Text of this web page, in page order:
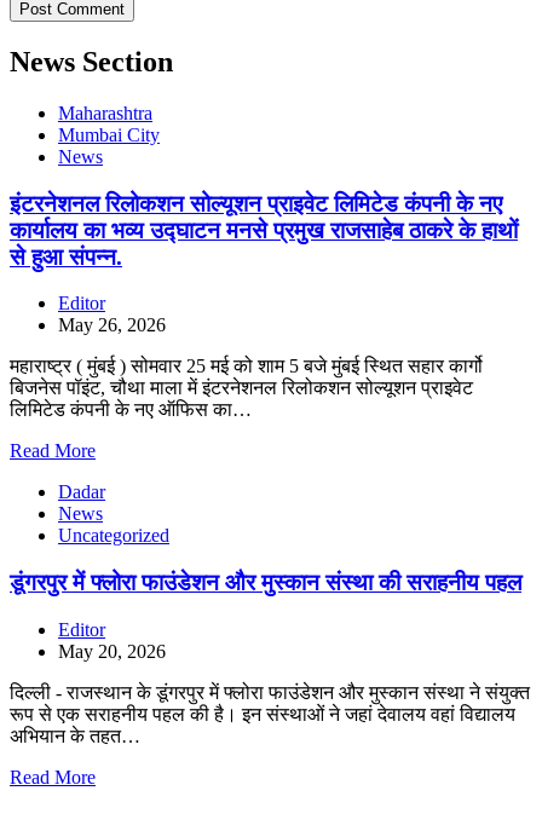
News Section
Maharashtra
Mumbai City
News
इंटरनेशनल रिलोकशन सोल्यूशन प्राइवेट लिमिटेड कंपनी के नए
कार्यालय का भव्य उद्घाटन मनसे प्रमुख राजसाहेब ठाकरे के हाथों
से हुआ संपन्न.
Editor
May 26, 2026
महाराष्ट्र ( मुंबई ) सोमवार 25 मई को शाम 5 बजे मुंबई स्थित सहार कार्गो
बिजनेस पॉइंट, चौथा माला में इंटरनेशनल रिलोकशन सोल्यूशन प्राइवेट
लिमिटेड कंपनी के नए ऑफिस का…
Read More
Dadar
News
Uncategorized
डूंगरपुर में फ्लोरा फाउंडेशन और मुस्कान संस्था की सराहनीय पहल
Editor
May 20, 2026
दिल्ली - राजस्थान के डूंगरपुर में फ्लोरा फाउंडेशन और मुस्कान संस्था ने संयुक्त
रूप से एक सराहनीय पहल की है। इन संस्थाओं ने जहां देवालय वहां विद्यालय
अभियान के तहत…
Read More